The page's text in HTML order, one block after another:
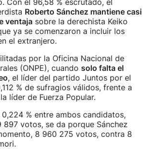
Con el 96,58 % escrutado, el
Roberto Sánchez mantiene casi
ventaja sobre la derechista Keiko
ya se comenzaron a incluir los
el extranjero.
por la Oficina Nacional de
(ONPE), cuando solo falta el
, el líder del partido Juntos por el
% de sufragios válidos, frente a
líder de Fuerza Popular.
% entre ambos candidatos,
897 votos, se da porque Sánchez
8 960 275 votos, contra 8